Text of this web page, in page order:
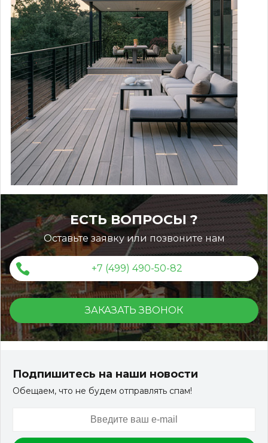
150*25*3000 мм
ЕСТЬ ВОПРОСЫ ?
Оставьте заявку или позвоните нам
+7 (499) 490-50-82
ЗАКАЗАТЬ ЗВОНОК
Подпишитесь на наши новости
Обещаем, что не будем отправлять спам!